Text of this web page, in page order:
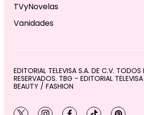
TVyNovelas
Vanidades
EDITORIAL TELEVISA S.A. DE C.V. TODOS
RESERVADOS. TBG - EDITORIAL
BEAUTY / FASHION